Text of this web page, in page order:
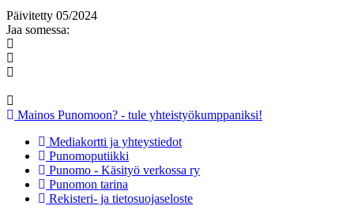
Päivitetty 05/2024
Jaa somessa:
Mainos Punomoon? - tule yhteistyökumppaniksi!
Mediakortti ja yhteystiedot
Punomoputiikki
Punomo - Käsityö verkossa ry
Punomon tarina
Rekisteri- ja tietosuojaseloste